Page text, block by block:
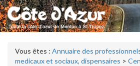
Vous êtes : Annuaire des
medicaux et sociaux, dispensaires >